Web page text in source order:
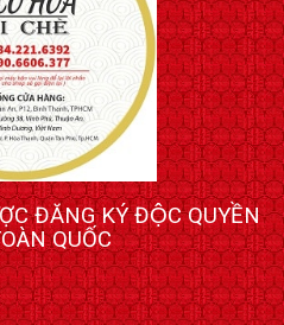
ĐĂNG KÝ ĐỘC QUYỀN
QUỐC